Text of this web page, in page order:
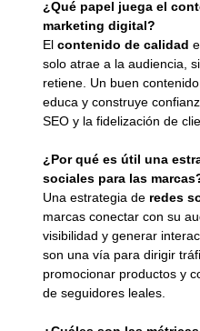
¿Qué papel juega el
marketing digital?
El contenido de calidad
solo atrae a la audiencia,
retiene. Un buen
educa y construye
SEO y la fidelización de
¿Por qué es útil una
sociales para las
Una estrategia de redes
marcas conectar con su
visibilidad y generar
son una vía para dirigir
promocionar productos y
de seguidores leales.